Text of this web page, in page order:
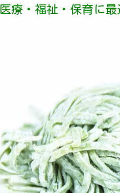
医療・福祉・保育に